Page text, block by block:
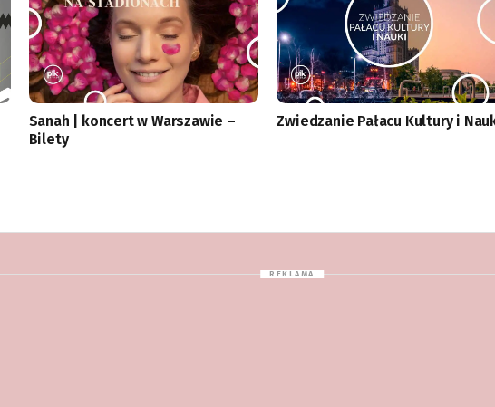
Sanah | koncert w Warszawie –
Bilety
Zwiedzanie Pałacu Kultury i